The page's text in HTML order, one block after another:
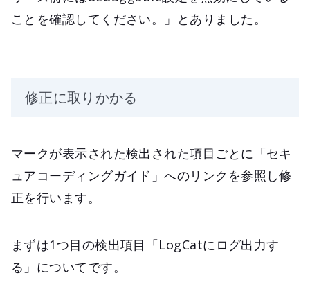
ことを確認してください。」とありました。
修正に取りかかる
マークが表示された検出された項目ごとに「セキ
ュアコーディングガイド」へのリンクを参照し修
正を行います。
まずは1つ目の検出項目「LogCatにログ出力す
る」についてです。